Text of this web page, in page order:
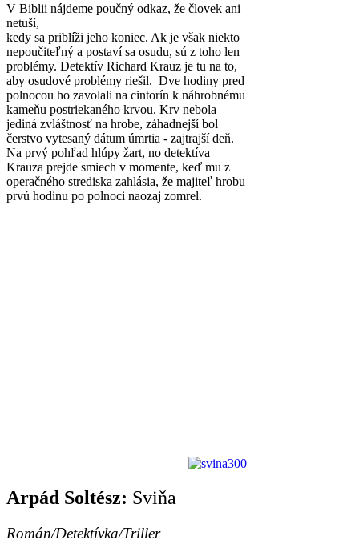
V Biblii nájdeme poučný odkaz, že človek ani
netuší,
kedy sa priblíži jeho koniec. Ak je však niekto
nepoučiteľný a postaví sa osudu, sú z toho len
problémy. Detektív Richard Krauz je tu na to,
aby osudové problémy riešil. Dve hodiny pred
polnocou ho zavolali na cintorín k náhrobnému
kameňu postriekaného krvou. Krv nebola
jediná zvláštnosť na hrobe, záhadnejší bol
čerstvo vytesaný dátum úmrtia - zajtrajší deň.
Na prvý pohľad hlúpy žart, no detektíva
Krauza prejde smiech v momente, keď mu z
operačného strediska zahlásia, že majiteľ hrobu
prvú hodinu po polnoci naozaj zomrel.
Arpád Soltész: Sviňa
Román/Detektívka/Triller